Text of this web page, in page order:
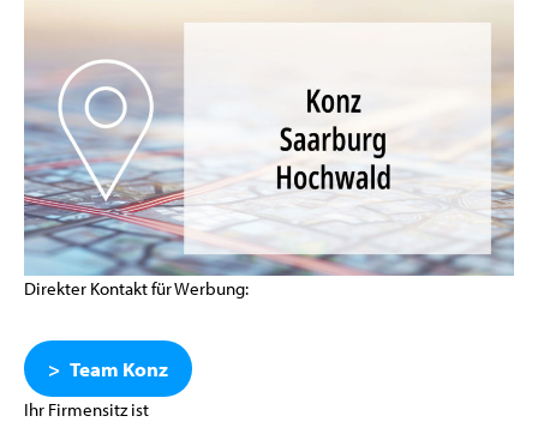
Direkter Kontakt für Werbung:
Team Konz
Ihr Firmensitz ist